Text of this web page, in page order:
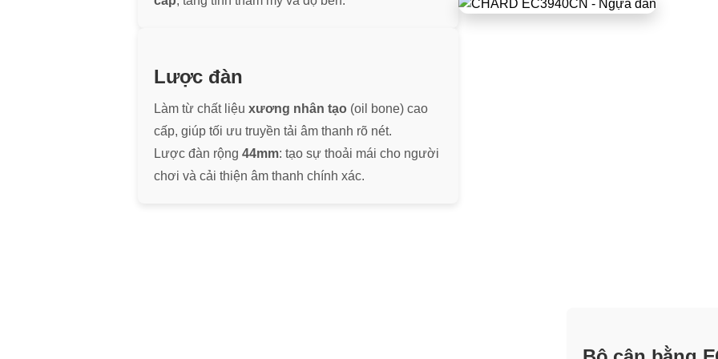
Lược đàn
Làm từ chất liệu xương nhân tạo (oil bone) cao
cấp, giúp tối ưu truyền tải âm thanh rõ nét.
Lược đàn rộng 44mm: tạo sự thoải mái cho người
chơi và cải thiện âm thanh chính xác.